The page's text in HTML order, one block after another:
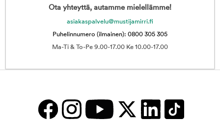
Ota yhteyttä, autamme mielellämme!
asiakaspalvelu@mustijamirri.fi
Puhelinnumero (ilmainen): 0800 305 305
Ma-Ti & To-Pe 9.00-17.00 Ke 10.00-17.00